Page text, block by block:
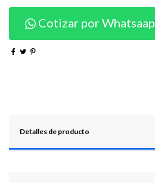
Cotizar por Whatsaap
Detalles de producto